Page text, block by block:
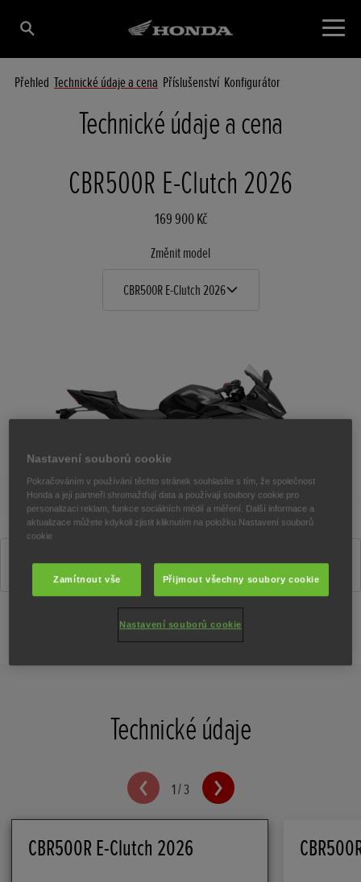
Přehled Technické údaje a cena Příslušenství Konfigurátor
Technické údaje a cena
CBR500R E-Clutch 2026
169 900 Kč
Změnit model
CBR500R E-Clutch 2026
Matte Gunpowder Black Metallic
Konfigurátor
Technické údaje
1/3
CBR500R E-Clutch 2026
Nastavení souborů cookie
Pokračováním v používání těchto stránek souhlasíte s tím, že společnost
Honda a její partneři shromažďují data a používají soubory cookie pro
personalizaci reklam, funkce sociálních médií a měření. Další informace a
aktualizace můžete kdykoli zjistit kliknutím na položku Nastavení souborů
cookie
Zamítnout vše Přijmout všechny soubory cookie
Nastavení souborů cookie